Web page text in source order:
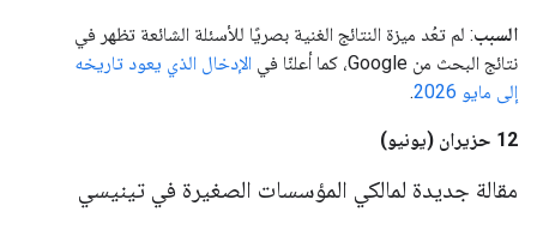
السبب: لم تعُد ميزة النتائج الغنية بصريًا للأسئلة الشائعة تظهر في
نتائج البحث من Google، كما أعلنّا في
الإدخال الذي يعود تاريخه
إلى مايو 2026
.
‫12 حزيران (يونيو)
مقالة جديدة لمالكي المؤسسات الصغيرة في تينيسي